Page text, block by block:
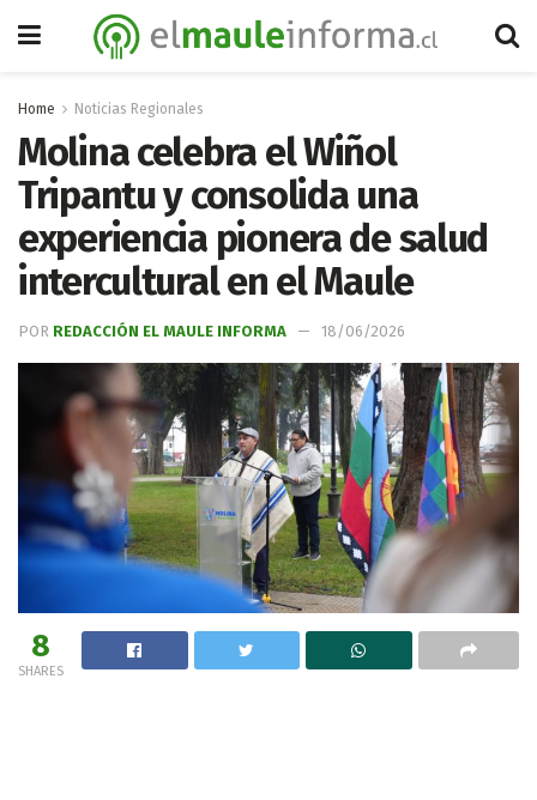
Home Noticias Regionales
Molina celebra el Wiñol
Tripantu y consolida una
experiencia pionera de salud
intercultural en el Maule
POR REDACCIÓN EL MAULE INFORMA 18/06/2026
8
SHARES